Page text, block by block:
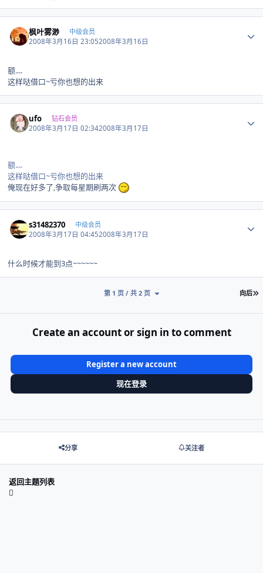
枫叶雾渺 中级会员
2008年3月16日 23:052008年3月16日
额....
这样哒借口~亏你也想的出来
ufo 钻石会员
2008年3月17日 02:342008年3月17日
额....
这样哒借口~亏你也想的出来
俺现在好多了,争取每星期刷两次
s31482370 中级会员
2008年3月17日 04:452008年3月17日
什么时候才能到3点~~~~~~
向后
第 1 页 / 共 2 页
Create an account or sign in to comment
Register a new account
现在登录
分享 关注者
返回主题列表